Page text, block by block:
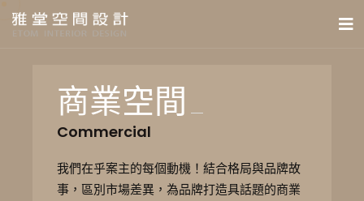
商業空間
Commercial
我們在乎案主的每個動機！結合格局與品牌故
事，區別市場差異，為品牌打造具話題的商業